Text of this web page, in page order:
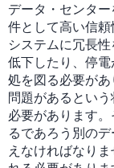
データ・センタ
件として高い信頼
システムに冗長
低下したり、停
処を図る必要が
問題があるとい
必要があります
るであろう別の
えなければなり